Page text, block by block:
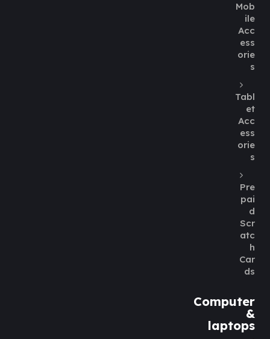
Mob
ile
Acc
ess
orie
s
Tabl
et
Acc
ess
orie
s
Pre
pai
d
Scr
atc
h
Car
ds
Computer
&
laptops